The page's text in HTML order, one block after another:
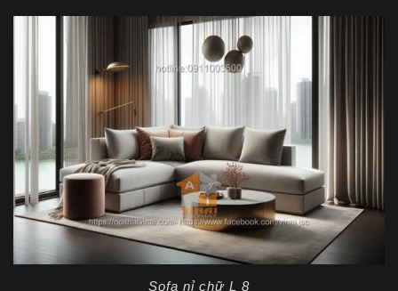
Sofa nỉ chữ L 8